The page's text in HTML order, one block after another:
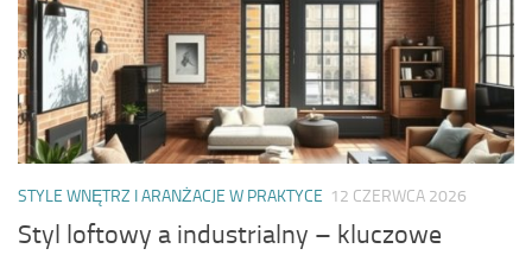
STYLE WNĘTRZ I ARANŻACJE W PRAKTYCE 12 CZERWCA 2026
Styl loftowy a industrialny – kluczowe